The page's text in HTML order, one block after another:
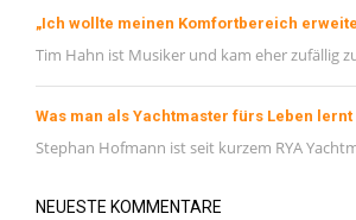
„Ich wollte meinen Komfortbereich
Tim Hahn ist Musiker und kam eher zufällig
Was man als Yachtmaster fürs Leben lernt
Stephan Hofmann ist seit kurzem RYA
NEUESTE KOMMENTARE